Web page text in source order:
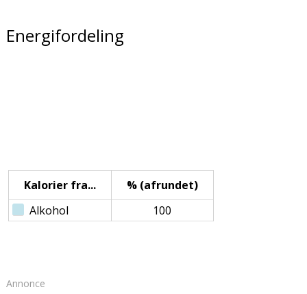
Energifordeling
Kalorier fra...
% (afrundet)
Alkohol
100
Annonce